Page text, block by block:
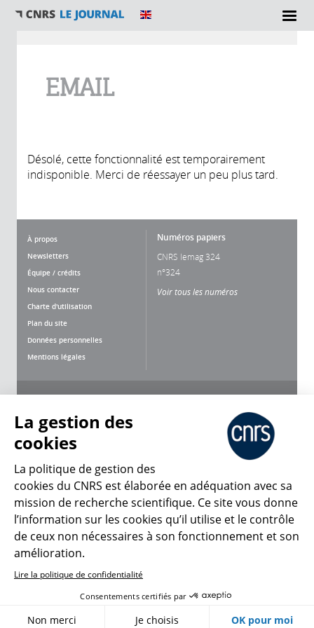
EMAIL
Désolé, cette fonctionnalité est temporairement
indisponible. Merci de réessayer un peu plus tard.
À propos
Newsletters
Équipe / crédits
Nous contacter
Charte d'utilisation
Plan du site
Données personnelles
Mentions légales
Numéros papiers
CNRS lemag 324
n°324
Voir tous les numéros
CNRS Le Mag
© 2026, CNRS
Créer un compte Se connecter
Gestion des cookies
La gestion des
cookies
La politique de gestion des
cookies du CNRS est élaborée en adéquation avec sa
mission de recherche scientifique. Ce site vous donne
l’information sur les cookies qu’il utilise et le contrôle
de ceux non nécessaires à son fonctionnement et son
amélioration.
Lire la politique de confidentialité
Consentements certifiés par
Non merci Je choisis OK pour moi